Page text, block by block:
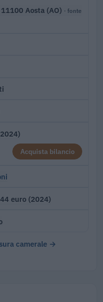
Aosta (AO) · fonte
Acquista bilancio
euro (2024)
camerale →